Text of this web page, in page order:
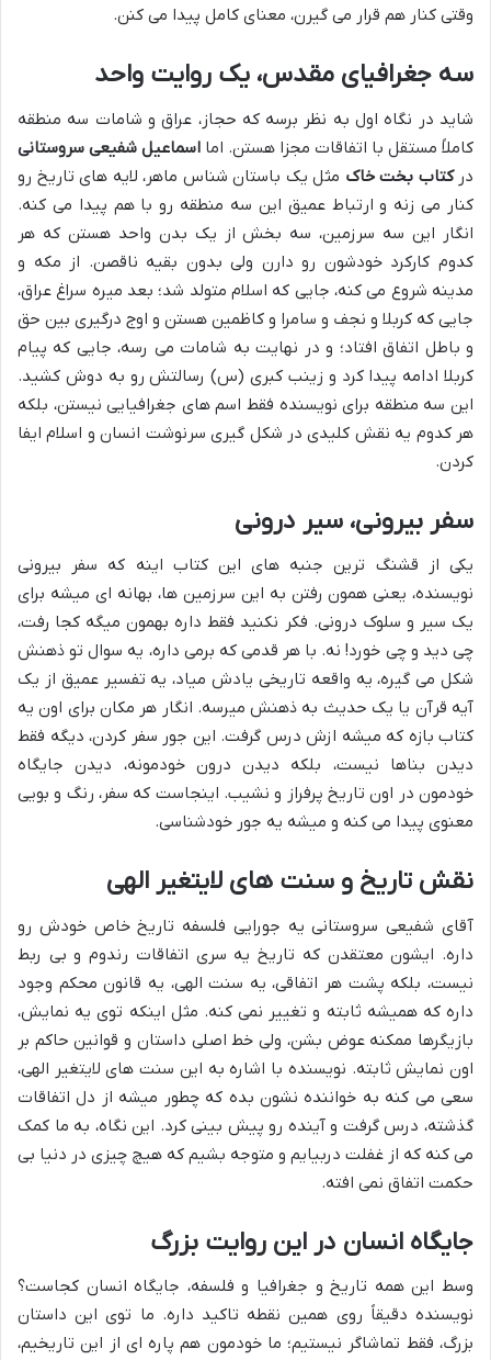
وقتی کنار هم قرار می گیرن، معنای کامل پیدا می کنن.
سه جغرافیای مقدس، یک روایت واحد
شاید در نگاه اول به نظر برسه که حجاز، عراق و شامات سه منطقه
کاملاً مستقل با اتفاقات مجزا هستن. اما اسماعیل شفیعی سروستانی
درکتاب بخت خاک مثل یک باستان شناس ماهر، لایه های تاریخ رو
کنار می زنه و ارتباط عمیق این سه منطقه رو با هم پیدا می کنه.
انگار این سه سرزمین، سه بخش از یک بدن واحد هستن که هر
کدوم کارکرد خودشون رو دارن ولی بدون بقیه ناقصن. از مکه و
مدینه شروع می کنه، جایی که اسلام متولد شد؛ بعد میره سراغ عراق،
جایی که کربلا و نجف و سامرا و کاظمین هستن و اوج درگیری بین حق
و باطل اتفاق افتاد؛ و در نهایت به شامات می رسه، جایی که پیام
کربلا ادامه پیدا کرد و زینب کبری (س) رسالتش رو به دوش کشید.
این سه منطقه برای نویسنده فقط اسم های جغرافیایی نیستن، بلکه
هر کدوم یه نقش کلیدی در شکل گیری سرنوشت انسان و اسلام ایفا
کردن.
سفر بیرونی، سیر درونی
یکی از قشنگ ترین جنبه های این کتاب اینه که سفر بیرونی
نویسنده، یعنی همون رفتن به این سرزمین ها، بهانه ای میشه برای
یک سیر و سلوک درونی. فکر نکنید فقط داره بهمون میگه کجا رفت،
چی دید و چی خورد! نه. با هر قدمی که برمی داره، یه سوال تو ذهنش
شکل می گیره، یه واقعه تاریخی یادش میاد، یه تفسیر عمیق از یک
آیه قرآن یا یک حدیث به ذهنش میرسه. انگار هر مکان برای اون یه
کتاب بازه که میشه ازش درس گرفت. این جور سفر کردن، دیگه فقط
دیدن بناها نیست، بلکه دیدن درون خودمونه، دیدن جایگاه
خودمون در اون تاریخ پرفراز و نشیب. اینجاست که سفر، رنگ و بویی
معنوی پیدا می کنه و میشه یه جور خودشناسی.
نقش تاریخ و سنت های لایتغیر الهی
آقای شفیعی سروستانی یه جورایی فلسفه تاریخ خاص خودش رو
داره. ایشون معتقدن که تاریخ یه سری اتفاقات رندوم و بی ربط
نیست، بلکه پشت هر اتفاقی، یه سنت الهی، یه قانون محکم وجود
داره که همیشه ثابته و تغییر نمی کنه. مثل اینکه توی یه نمایش،
بازیگرها ممکنه عوض بشن، ولی خط اصلی داستان و قوانین حاکم بر
اون نمایش ثابته. نویسنده با اشاره به این سنت های لایتغیر الهی،
سعی می کنه به خواننده نشون بده که چطور میشه از دل اتفاقات
گذشته، درس گرفت و آینده رو پیش بینی کرد. این نگاه، به ما کمک
می کنه که از غفلت دربیایم و متوجه بشیم که هیچ چیزی در دنیا بی
حکمت اتفاق نمی افته.
جایگاه انسان در این روایت بزرگ
وسط این همه تاریخ و جغرافیا و فلسفه، جایگاه انسان کجاست؟
نویسنده دقیقاً روی همین نقطه تاکید داره. ما توی این داستان
بزرگ، فقط تماشاگر نیستیم؛ ما خودمون هم پاره ای از این تاریخیم،